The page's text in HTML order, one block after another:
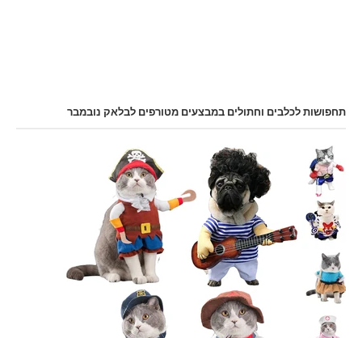
תחפושות לכלבים וחתולים במבצעים מטורפים לבלאק נובמבר